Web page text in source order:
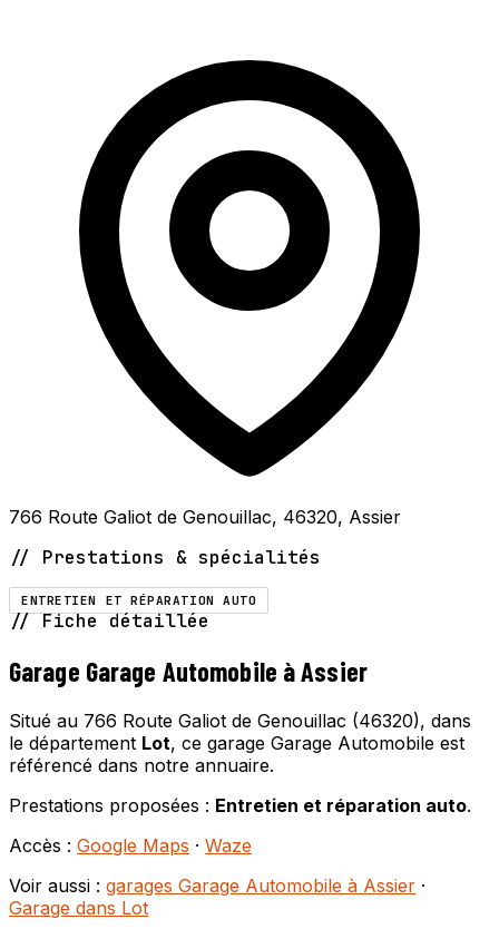
766 Route Galiot de Genouillac, 46320, Assier
// Prestations & spécialités
ENTRETIEN ET RÉPARATION AUTO
// Fiche détaillée
Garage Garage Automobile à Assier
Situé au 766 Route Galiot de Genouillac (46320), dans
le département Lot, ce garage Garage Automobile est
référencé dans notre annuaire.
Prestations proposées : Entretien et réparation auto.
Accès : Google Maps · Waze
Voir aussi : garages Garage Automobile à Assier ·
Garage dans Lot